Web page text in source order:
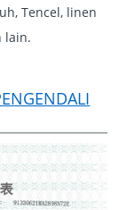
Tencel, linen
lain.